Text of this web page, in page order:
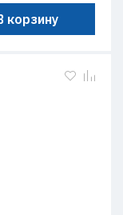
корзину